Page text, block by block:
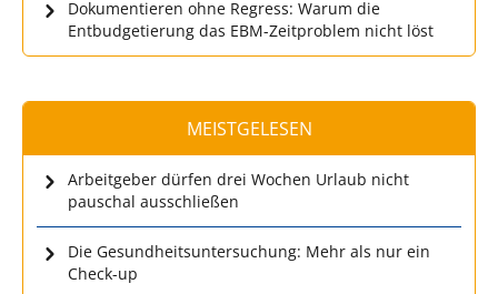
Dokumentieren ohne Regress: Warum die
Entbudgetierung das EBM-Zeitproblem nicht löst
MEISTGELESEN
Arbeitgeber dürfen drei Wochen Urlaub nicht
pauschal ausschließen
Die Gesundheitsuntersuchung: Mehr als nur ein
Check-up